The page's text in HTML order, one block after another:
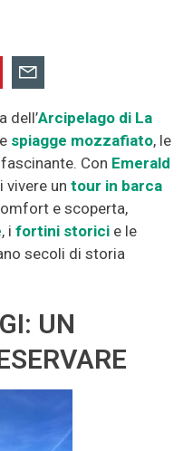
dell’Arcipelago di La
spiagge mozzafiato, le
Con Emerald
vivere un tour in barca
e scoperta,
, i fortini storici e le
secoli di storia
UN